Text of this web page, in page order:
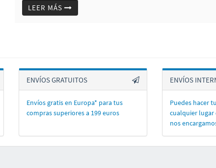
LEER MÁS
ENVÍOS GRATUITOS
Envíos gratis en Europa* para tus
compras superiores a 199 euros
ENVÍOS
Puedes hacer
cualquier
nos